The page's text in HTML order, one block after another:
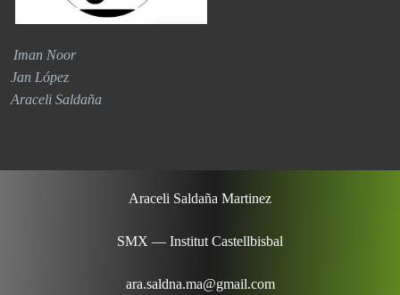
Iman Noor
Jan López
Araceli Saldaña
Araceli Saldaña Martinez
SMX — Institut Castellbisbal
ara.saldna.ma@gmail.com